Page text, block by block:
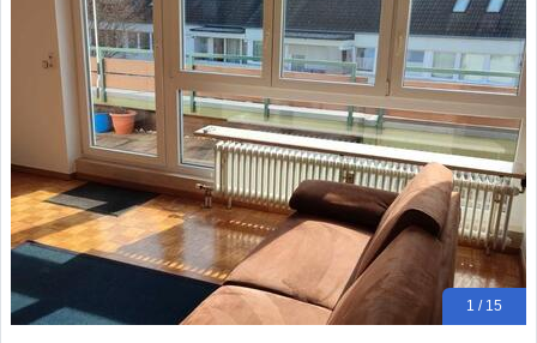
1 / 15